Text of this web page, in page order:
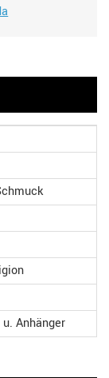
Anhänger